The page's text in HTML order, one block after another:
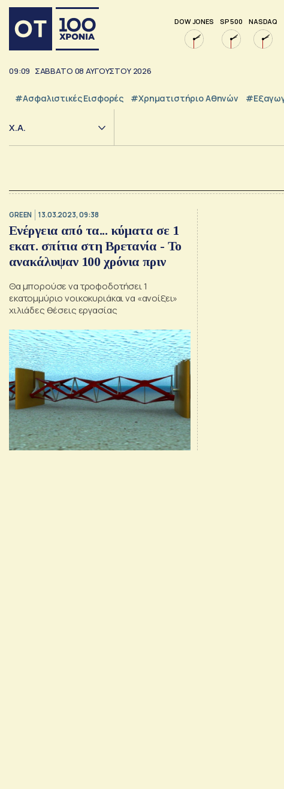
DOW JONES SP 500 NASDAQ
09:09 ΣΑΒΒΑΤΟ 08 ΑΥΓΟΥΣΤΟΥ 2026
#Ασφαλιστικές Εισφορές #Χρηματιστήριο Αθηνών
Χ.Α.
GREEN 13.03.2023, 09:38
Ενέργεια από τα... κύματα σε 1
εκατ. σπίτια στη Βρετανία - Το
ανακάλυψαν 100 χρόνια πριν
Θα μπορούσε να τροφοδοτήσει 1
εκατομμύριο νοικοκυριάκαι να «ανοίξει»
χιλιάδες θέσεις εργασίας